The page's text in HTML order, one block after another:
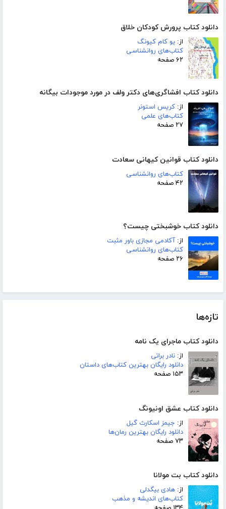
دانلود کتاب پرورش کودکان خلاق
از: یو کام کیونگ
کتاب‌های روانشناسی
۶۲ صفحه
دانلود کتاب افشاگری‌های دکتر ولف در مورد موجودات بیگانه
از: کریس استونر
کتاب‌های علمی
۲۷ صفحه
دانلود کتاب قوانین کیهانی سعادت
کتاب‌های روانشناسی
۴۲ صفحه
دانلود کتاب خوشبختی چیست؟
از: آکادمی مجازی باور مثبت
کتاب‌های روانشناسی
۲۶ صفحه
تازه‌ها
دانلود کتاب ماجرای یک نامه
از: نادر براتی
دانلود رایگان بهترین کتاب‌های داستان
۱۵۳ صفحه
دانلود کتاب عشق اونیونگ
از: جیمز اسکارث گیل
دانلود رایگان بهترین رمان‌ها
۷۳ صفحه
دانلود کتاب بت مولانا
از: هادی بیگدلی
کتاب‌های اندیشه و مذهب